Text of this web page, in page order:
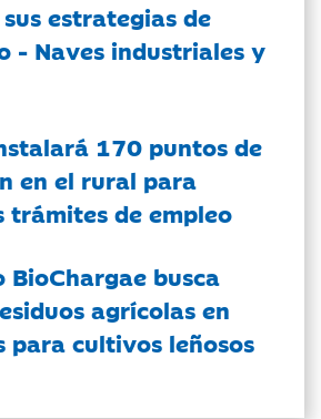
estrategias de
- Naves industriales y
170 puntos de
en el rural para
de empleo
BioChargae busca
agrícolas en
para cultivos leñosos